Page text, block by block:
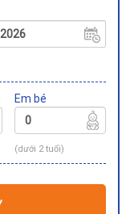
Em bé
(dưới 2 tuổi)